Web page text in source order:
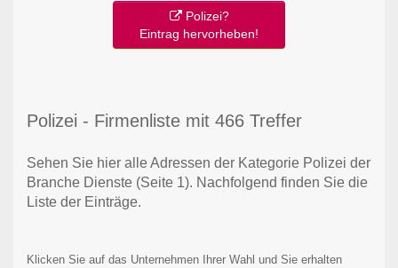
Polizei?
Eintrag hervorheben!
Polizei - Firmenliste mit 466 Treffer
Sehen Sie hier alle Adressen der Kategorie Polizei der
Branche Dienste (Seite 1). Nachfolgend finden Sie die
Liste der Einträge.
Klicken Sie auf das Unternehmen Ihrer Wahl und Sie erhalten